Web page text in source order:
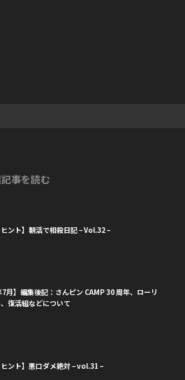
事を読む
ヒント】朝活で相殺日記 – Vol.32 –
7月】編集後記：さんピン CAMP 30 周年、ローリ
復活組などについて
ヒント】悪口ダメ絶対 – vol.31 –